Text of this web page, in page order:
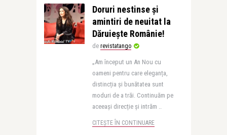
Doruri nestinse și
amintiri de neuitat la
Dăruiește Românie!
de revistatango
„Am început un An Nou cu
oameni pentru care eleganța,
distincția și bunătatea sunt
moduri de a trăi. Continuăm pe
aceeași direcție și intrăm ..
CITEȘTE ÎN CONTINUARE